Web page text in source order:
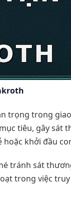
trọng trong
tiêu, gây sát
hoặc khởi đầu
tránh sát
trong việc